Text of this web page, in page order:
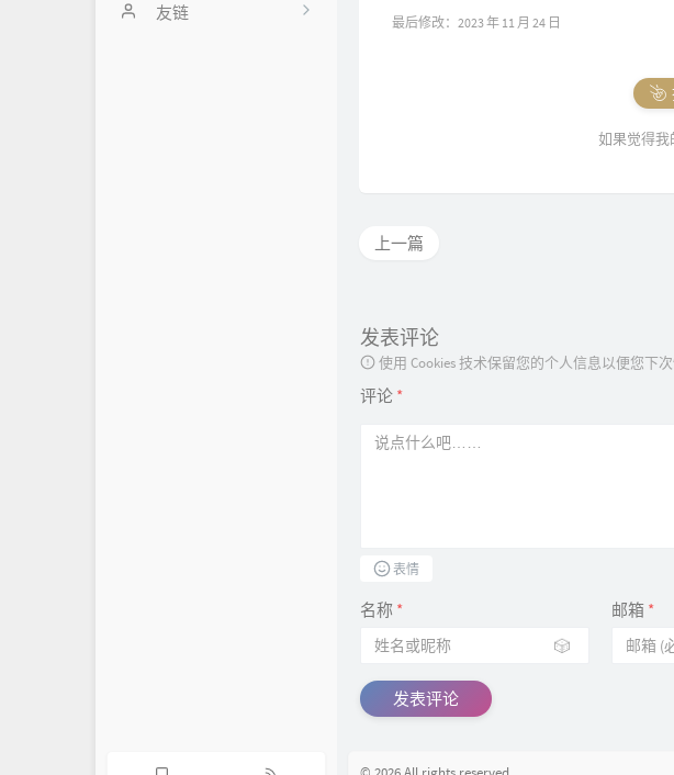
友链 最后修改：2023 年 11 月 24 日
如果觉得我
上一篇
发表评论
使用 Cookies 技术保留您的个人信息以便您下
评论 *
表情
名称 *
🎲
邮箱 *